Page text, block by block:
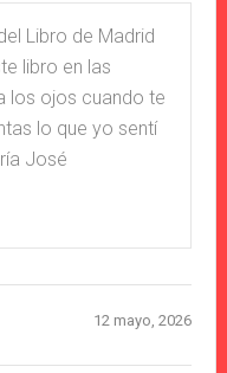
Libro de Madrid
libro en las
los ojos cuando te
lo que yo sentí
José
12 mayo, 2026